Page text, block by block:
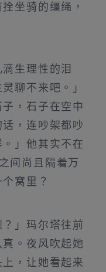
坐骑的缰绳，
生理性的泪
聊不来吧。」
，石子在空中
，连吵架都吵
」他其实不在
间尚且隔着万
窝里？
？」玛尔塔往前
。夜风吹起她
，让她看起来